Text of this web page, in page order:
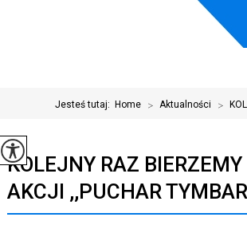
Jesteś tutaj: Home > Aktualności >
KOLEJNY RAZ
AKCJI ,,PUCHAR